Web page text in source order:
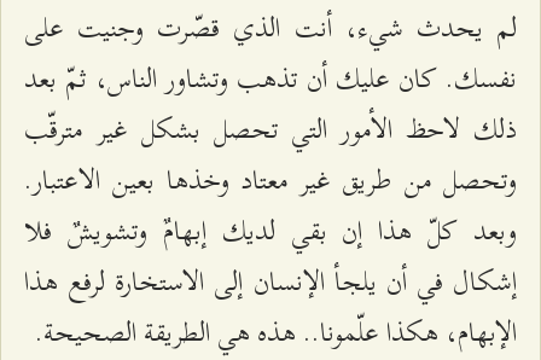
لم يحدث شيء، أنت الذي قصّرت وجنيت على
نفسك. كان عليك أن تذهب وتشاور الناس، ثمّ بعد
ذلك لاحظ الأمور التي تحصل بشكل غير مترقّب
وتحصل من طريق غير معتاد وخذها بعين الاعتبار.
وبعد كلّ هذا إن بقي لديك إبهامٌ وتشويشٌ فلا
إشكال في أن يلجأ الإنسان إلى الاستخارة لرفع هذا
الإبهام، هكذا علّمونا.. هذه هي الطريقة الصحيحة.